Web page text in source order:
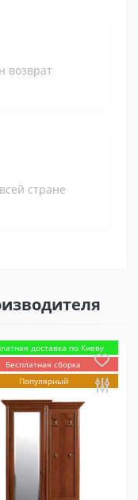
возврат
стране
доставка по Киеву
Бесплатная сборка
Популярный